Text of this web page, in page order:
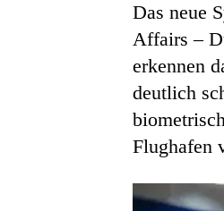
Das neue
Affairs –
erkennen
deutlich
Flughafen